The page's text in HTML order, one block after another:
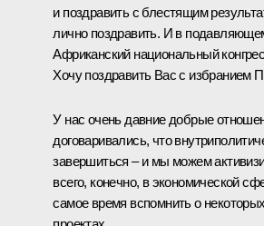
и поздравить с блестящим
лично поздравить. И в
Африканский национальный
Хочу поздравить Вас с избранием
У нас очень давние добрые
договаривались, что
завершиться – и мы можем
всего, конечно, в экономической
самое время вспомнить о